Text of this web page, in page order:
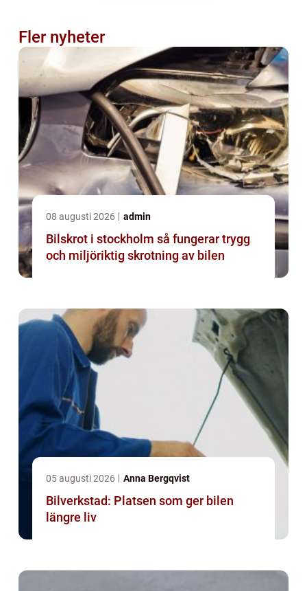
Fler nyheter
08 augusti 2026 admin
Bilskrot i stockholm så fungerar trygg
och miljöriktig skrotning av bilen
05 augusti 2026 Anna Bergqvist
Bilverkstad: Platsen som ger bilen
längre liv